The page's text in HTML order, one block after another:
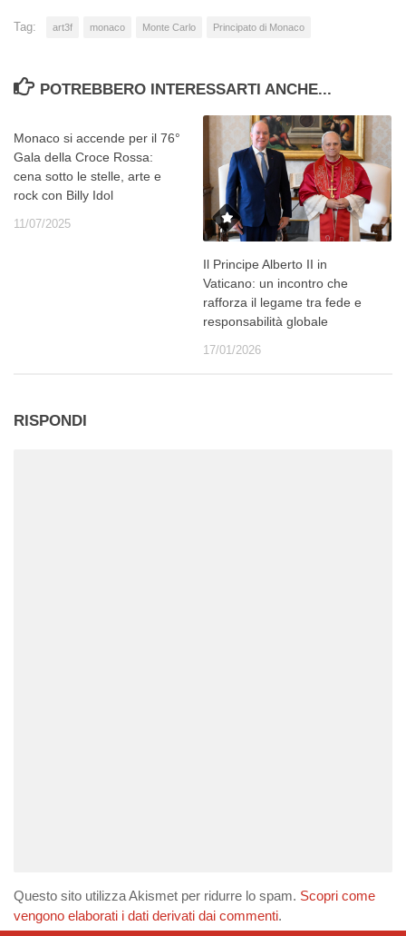
Tag: art3f monaco Monte Carlo Principato di Monaco
POTREBBERO INTERESSARTI ANCHE...
Monaco si accende per il 76°
Gala della Croce Rossa:
cena sotto le stelle, arte e
rock con Billy Idol
11/07/2025
Il Principe Alberto II in
Vaticano: un incontro che
rafforza il legame tra fede e
responsabilità globale
17/01/2026
RISPONDI
Questo sito utilizza Akismet per ridurre lo spam. Scopri come
vengono elaborati i dati derivati dai commenti.